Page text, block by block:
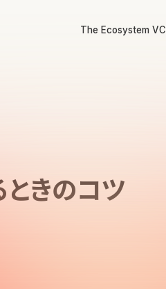
The Ecosystem VC
きのコツ